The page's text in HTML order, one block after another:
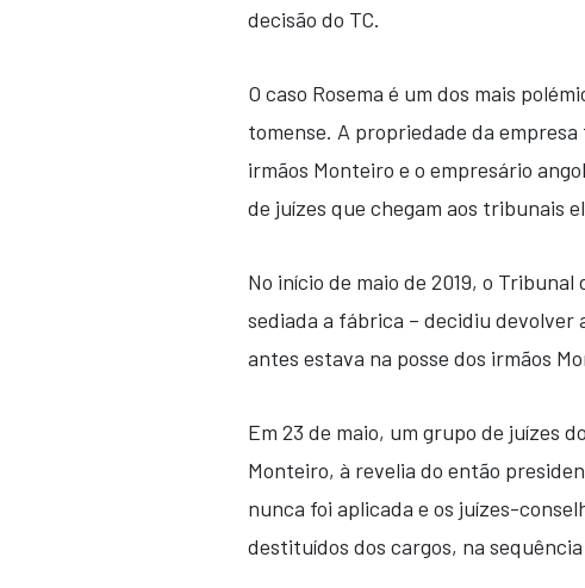
decisão do TC.
O caso Rosema é um dos mais
tomense. A propriedade da
irmãos Monteiro e o empresário
de juízes que chegam aos tribunais
No início de maio de 2019, o
sediada a fábrica – decidiu devolver
antes estava na posse dos irmãos
Em 23 de maio, um grupo de juízes
Monteiro, à revelia do então
nunca foi aplicada e os juízes-
destituídos dos cargos, na